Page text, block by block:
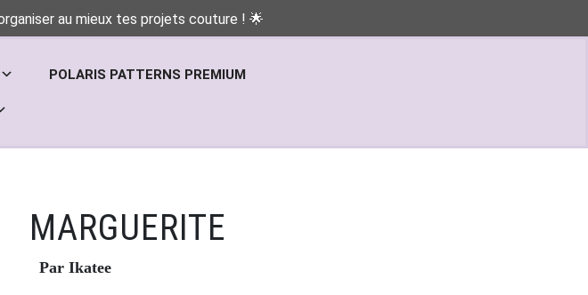
au mieux tes projets couture ! 🌟
POLARIS PATTERNS PREMIUM
MARGUERITE
Par Ikatee